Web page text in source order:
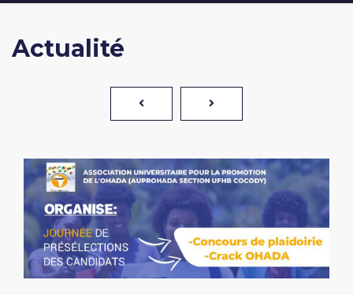
Actualité